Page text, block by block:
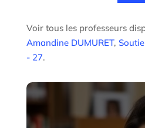
Voir tous les professeurs
Amandine DUMURET,
- 27.